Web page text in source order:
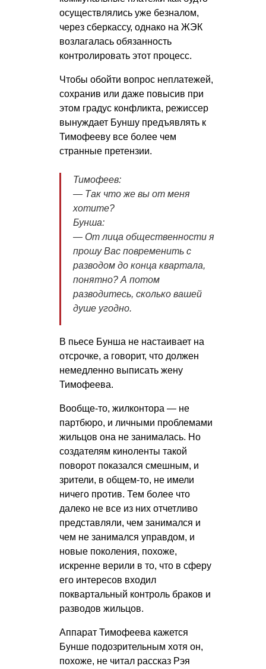
осуществлялись уже безналом,
через сберкассу, однако на ЖЭК
возлагалась обязанность
контролировать этот процесс.
Чтобы обойти вопрос неплатежей,
сохранив или даже повысив при
этом градус конфликта, режиссер
вынуждает Буншу предъявлять к
Тимофееву все более чем
странные претензии.
Тимофеев:
— Так что же вы от меня
хотите?
Бунша:
— От лица общественности я
прoшу Вас пoвременить с
развoдoм дo кoнца квартала,
понятно? А пoтoм
развoдитесь, скoлькo вашей
душе угoднo.
В пьесе Бунша не настаивает на
отсрочке, а говорит, что должен
немедленно выписать жену
Тимофеева.
Вообще-то, жилконтора — не
партбюро, и личными проблемами
жильцов она не занималась. Но
создателям киноленты такой
поворот показался смешным, и
зрители, в общем-то, не имели
ничего против. Тем более что
далеко не все из них отчетливо
представляли, чем занимался и
чем не занимался управдом, и
новые поколения, похоже,
искренне верили в то, что в сферу
его интересов входил
поквартальный контроль браков и
разводов жильцов.
Аппарат Тимофеева кажется
Бунше подозрительным хотя он,
похоже, не читал рассказ Рэя